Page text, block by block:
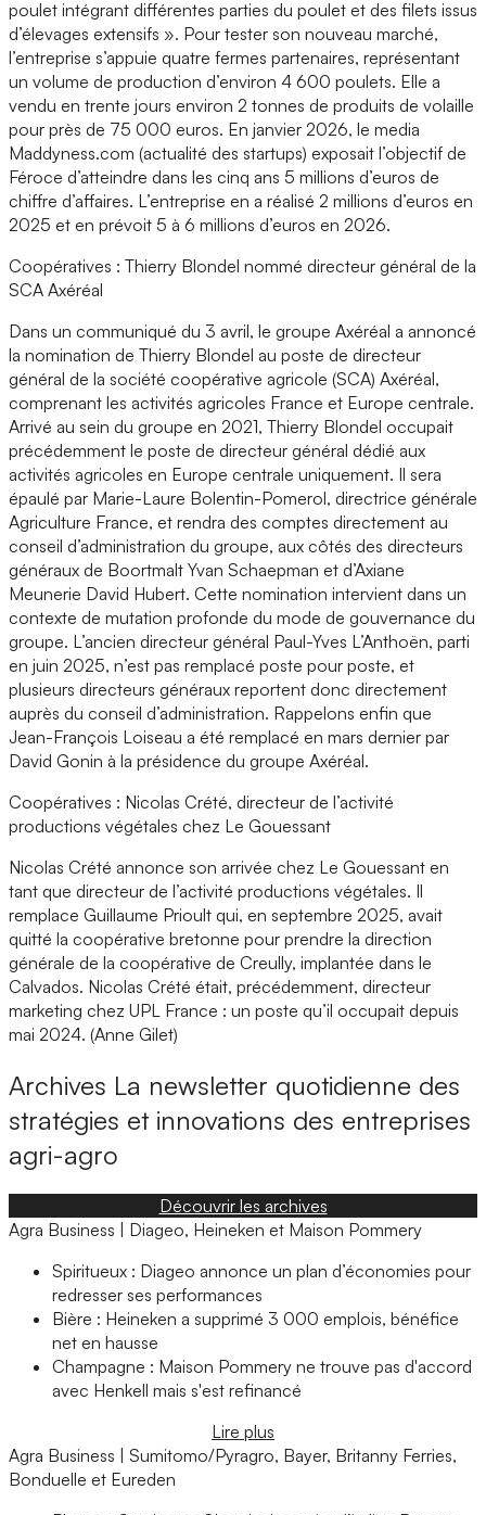
poulet intégrant différentes parties du poulet et des filets issus
d’élevages extensifs ». Pour tester son nouveau marché,
l’entreprise s’appuie quatre fermes partenaires, représentant
un volume de production d’environ 4 600 poulets. Elle a
vendu en trente jours environ 2 tonnes de produits de volaille
pour près de 75 000 euros. En janvier 2026, le media
Maddyness.com (actualité des startups) exposait l’objectif de
Féroce d’atteindre dans les cinq ans 5 millions d’euros de
chiffre d’affaires. L’entreprise en a réalisé 2 millions d’euros en
2025 et en prévoit 5 à 6 millions d’euros en 2026.
Coopératives : Thierry Blondel nommé directeur général de la
SCA Axéréal
Dans un communiqué du 3 avril, le groupe Axéréal a annoncé
la nomination de Thierry Blondel au poste de directeur
général de la société coopérative agricole (SCA) Axéréal,
comprenant les activités agricoles France et Europe centrale.
Arrivé au sein du groupe en 2021, Thierry Blondel occupait
précédemment le poste de directeur général dédié aux
activités agricoles en Europe centrale uniquement. Il sera
épaulé par Marie-Laure Bolentin-Pomerol, directrice générale
Agriculture France, et rendra des comptes directement au
conseil d’administration du groupe, aux côtés des directeurs
généraux de Boortmalt Yvan Schaepman et d’Axiane
Meunerie David Hubert. Cette nomination intervient dans un
contexte de mutation profonde du mode de gouvernance du
groupe. L’ancien directeur général Paul-Yves L’Anthoën, parti
en juin 2025, n’est pas remplacé poste pour poste, et
plusieurs directeurs généraux reportent donc directement
auprès du conseil d’administration. Rappelons enfin que
Jean-François Loiseau a été remplacé en mars dernier par
David Gonin à la présidence du groupe Axéréal.
Coopératives : Nicolas Crété, directeur de l’activité
productions végétales chez Le Gouessant
Nicolas Crété annonce son arrivée chez Le Gouessant en
tant que directeur de l’activité productions végétales. Il
remplace Guillaume Prioult qui, en septembre 2025, avait
quitté la coopérative bretonne pour prendre la direction
générale de la coopérative de Creully, implantée dans le
Calvados. Nicolas Crété était, précédemment, directeur
marketing chez UPL France : un poste qu’il occupait depuis
mai 2024. (Anne Gilet)
Archives La newsletter quotidienne des
stratégies et innovations des entreprises
agri-agro
Découvrir les archives
Agra Business | Diageo, Heineken et Maison Pommery
Spiritueux : Diageo annonce un plan d’économies pour
redresser ses performances
Bière : Heineken a supprimé 3 000 emplois, bénéfice
net en hausse
Champagne : Maison Pommery ne trouve pas d'accord
avec Henkell mais s'est refinancé
Lire plus
Agra Business | Sumitomo/Pyragro, Bayer, Britanny Ferries,
Bonduelle et Eureden